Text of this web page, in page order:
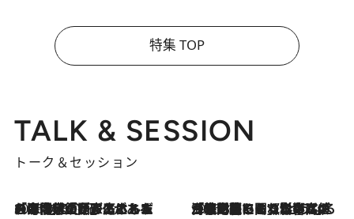
特集 TOP
TALK & SESSION
トーク＆セッション
2026.8.3
「今後値上げがあるとすれば…」「リスクがあるのは今年の冬」エネルギー専門家が語る、ホルムズ海峡封鎖が家庭にもたらす“ある心配” 2026.8.3
「住宅建てられない…」「サーチャージ料の高値が続いている」ホルムズ海峡封鎖による影響はいつまで続く？《エネルギー専門家に聞く“どうなる日本の暮らし”》